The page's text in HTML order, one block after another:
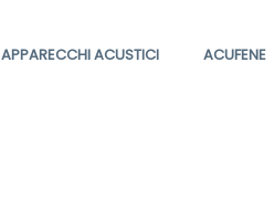
APPARECCHI ACUSTICI ACUFENE